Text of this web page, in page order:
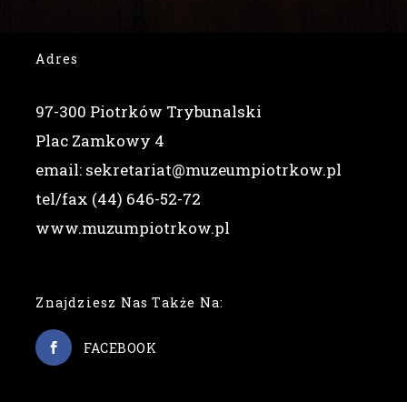
Adres
97-300 Piotrków Trybunalski
Plac Zamkowy 4
email: sekretariat@muzeumpiotrkow.pl
tel/fax (44) 646-52-72
www.muzumpiotrkow.pl
Znajdziesz Nas Także Na:
FACEBOOK